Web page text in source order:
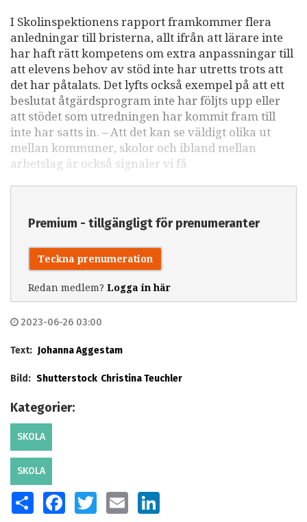
I Skolinspektionens rapport framkommer flera
anledningar till bristerna, allt ifrån att lärare inte
har haft rätt kompetens om extra anpassningar till
att elevens behov av stöd inte har utretts trots att
det har påtalats. Det lyfts också exempel på att ett
beslutat åtgärdsprogram inte har följts upp eller
att stödet som utredningen har kommit fram till
inte har satts in. – Att det kan se väldigt olika ut
mellan kommuner, skolor och ibland mellan
arbetslag är också signaler vi få
Premium - tillgängligt för prenumeranter
Teckna prenumeration
Redan medlem? Logga in här
2023-06-26 03:00
Text: Johanna Aggestam
Bild: Shutterstock Christina Teuchler
Kategorier:
SKOLA
SKOLA
SHARE FACEBOOKTWITTER EMAIL